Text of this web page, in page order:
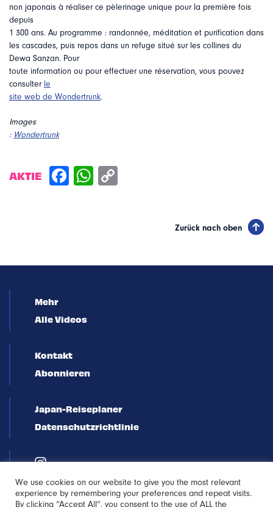
non japonais à réaliser ce pèlerinage unique pour la première fois
depuis
1 300 ans. Au programme : randonnée, méditation et purification dans
les cascades, puis repos dans un refuge situé sur les collines du
Dewa Sanzan. Pour
toute information ou pour effectuer une réservation, vous pouvez
consulter le
site web de Wondertrunk.
Images
: Wondertrunk
AKTIE
Zurück nach oben
Mehr
Alle Videos
Kontakt
Abonnieren
Japan-Reiseplaner
Datenschutzrichtlinie
We use cookies on our website to give you the most relevant
experience by remembering your preferences and repeat visits.
By clicking “Accept All”, you consent to the use of ALL the